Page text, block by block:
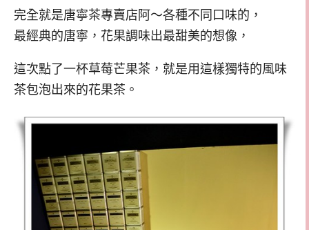
完全就是唐寧茶專賣店阿～各種不同口味的，
最經典的唐寧，花果調味出最甜美的想像，
這次點了一杯草莓芒果茶，就是用這樣獨特的風味
茶包泡出來的花果茶。